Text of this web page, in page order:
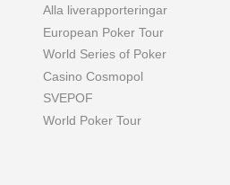
Alla liverapporteringar
European Poker Tour
World Series of Poker
Casino Cosmopol
SVEPOF
World Poker Tour